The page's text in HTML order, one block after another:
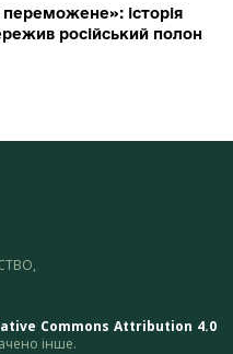
історія
російський полон
Commons Attribution 4.0
інше.